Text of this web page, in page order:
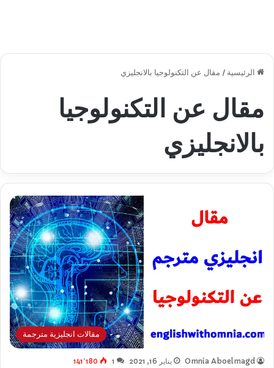
الرئيسية / مقال عن التكنولوجيا بالانجليزي
مقال عن التكنولوجيا
بالانجليزي
مقالات انجليزية مترجمة
Omnia Aboelmagd يناير 16, 2021 1 141٬180